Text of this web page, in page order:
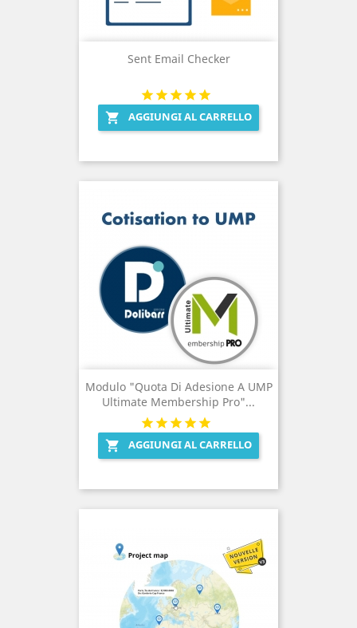
Sent Email Checker
 AGGIUNGI AL CARRELLO
Modulo "Quota Di Adesione A UMP
Ultimate Membership Pro"...
 AGGIUNGI AL CARRELLO